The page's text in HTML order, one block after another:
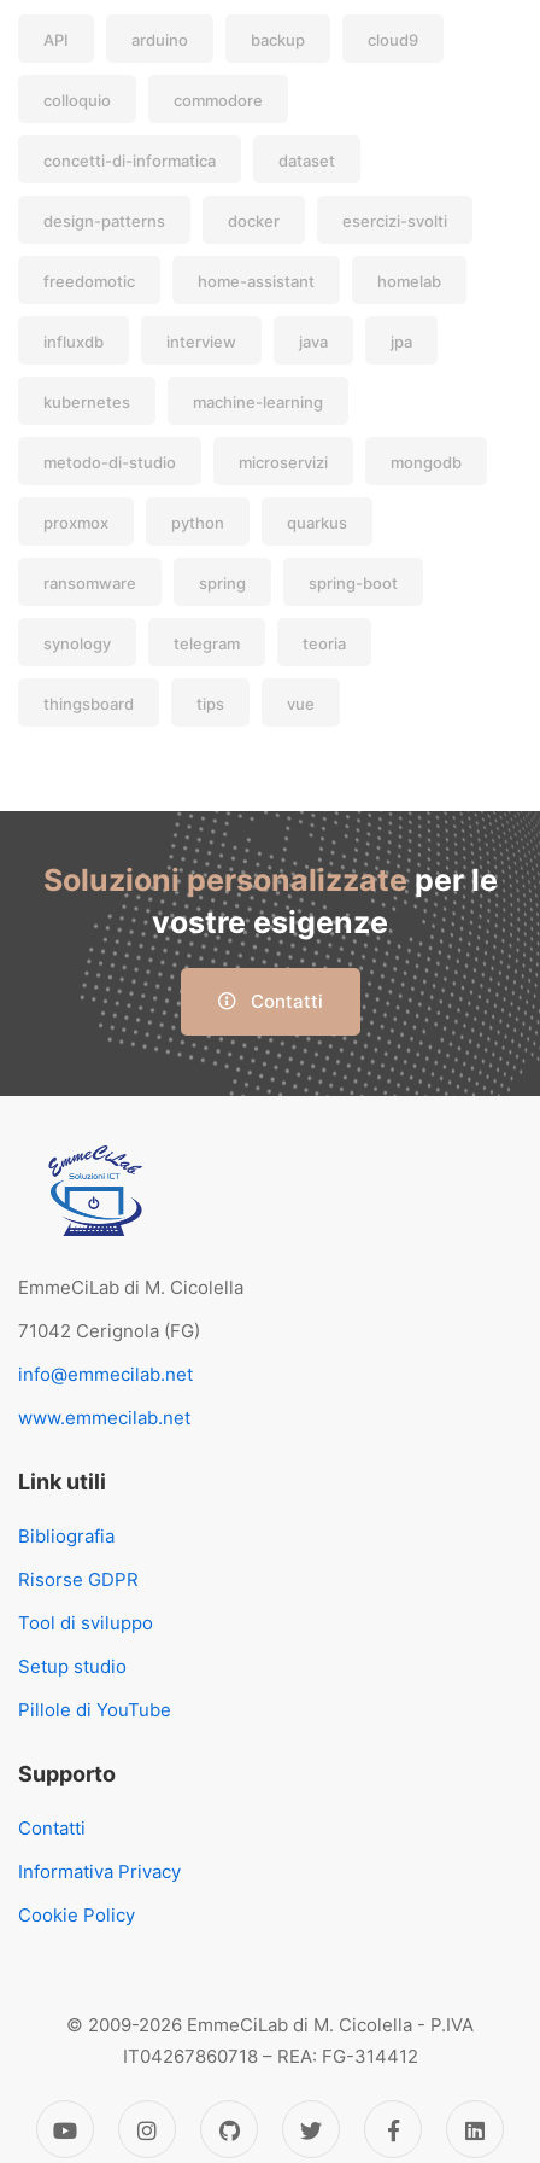
API arduino backup cloud9
colloquio commodore
concetti-di-informatica dataset
design-patterns docker esercizi-svolti
freedomotic home-assistant homelab
influxdb interview java jpa
kubernetes machine-learning
metodo-di-studio microservizi mongodb
proxmox python quarkus
ransomware spring spring-boot
synology telegram teoria
thingsboard tips vue
Soluzioni personalizzateper le
vostre esigenze
Contatti
EmmeCiLab di M. Cicolella
71042 Cerignola (FG)
info@emmecilab.net
www.emmecilab.net
Link utili
Bibliografia
Risorse GDPR
Tool di sviluppo
Setup studio
Pillole di YouTube
Supporto
Contatti
Informativa Privacy
Cookie Policy
© 2009-2026 EmmeCiLab di M. Cicolella - P.IVA
IT04267860718 – REA: FG-314412